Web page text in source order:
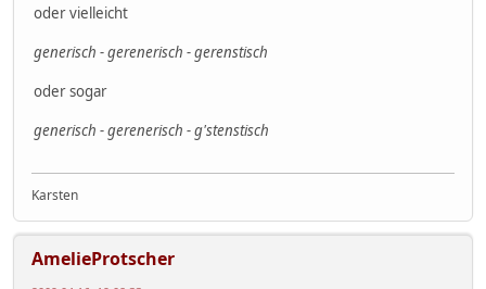
oder vielleicht
generisch - gerenerisch - gerenstisch
oder sogar
generisch - gerenerisch - g'stenstisch
Karsten
AmelieProtscher